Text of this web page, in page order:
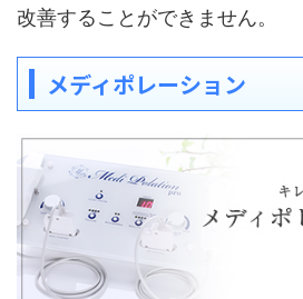
改善することができません。
メディポレーション